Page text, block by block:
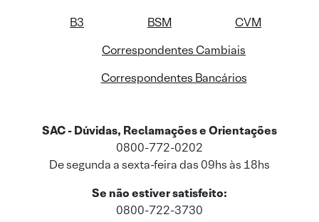
B3 BSM
CVM
Correspondentes Cambiais
Correspondentes Bancários
SAC - Dúvidas, Reclamações e Orientações
0800-772-0202
De segunda a sexta-feira das 09hs às 18hs
Se não estiver satisfeito:
0800-722-3730